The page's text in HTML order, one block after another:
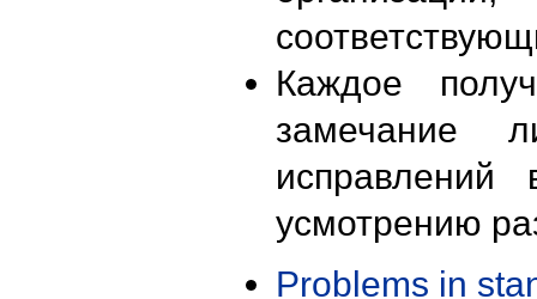
Каждое
замечание
исправлений
усмотрению
Problems in